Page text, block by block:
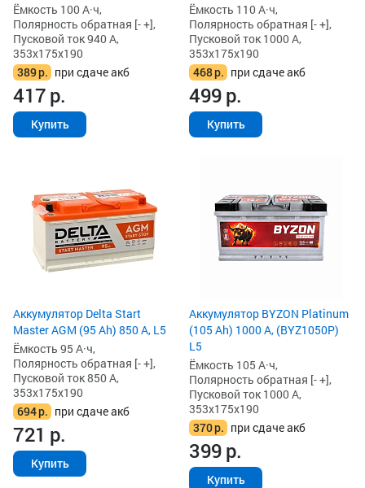
Ёмкость 100 А·ч,
Полярность обратная [- +],
Пусковой ток 940 А,
353x175x190
389р. при сдаче акб
417р.
Купить
Ёмкость 110 А·ч,
Полярность обратная [- +],
Пусковой ток 1000 А,
353x175x190
468р. при сдаче акб
499р.
Купить
Аккумулятор Delta Start
Master AGM (95 Ah) 850 А, L5
Ёмкость 95 А·ч,
Полярность обратная [- +],
Пусковой ток 850 А,
353x175x190
694р. при сдаче акб
721 р.
Купить
Аккумулятор BYZON Platinum
(105 Ah) 1000 А, (BYZ1050P)
L5
Ёмкость 105 А·ч,
Полярность обратная [- +],
Пусковой ток 1000 А,
353x175x190
370р. при сдаче акб
399р.
Купить